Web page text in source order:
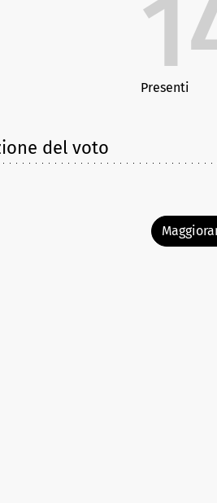
Presenti
del voto